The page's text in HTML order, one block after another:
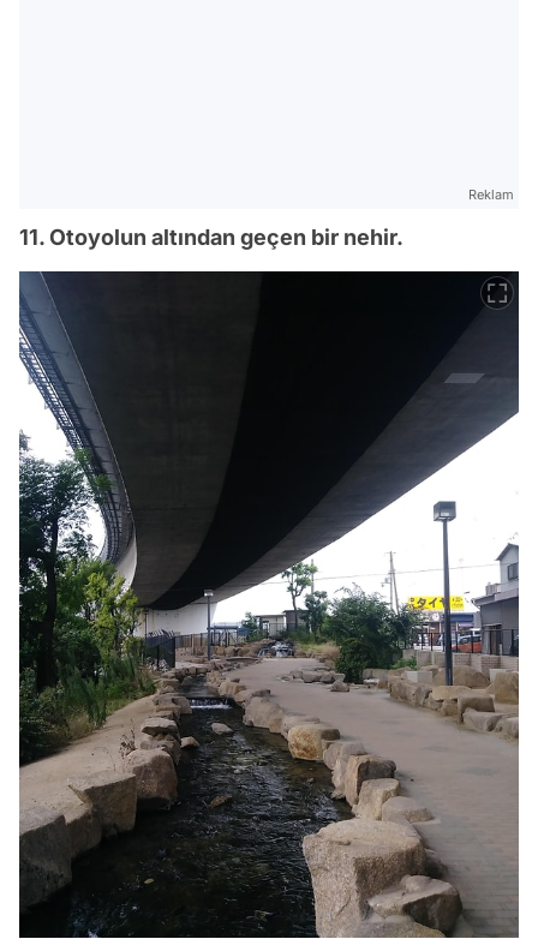
Reklam
11. Otoyolun altından geçen bir nehir.